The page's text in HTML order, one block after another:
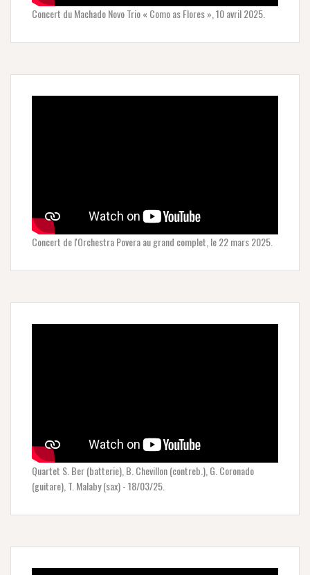
Concert du Machado Novo Trio « Como as Flores », 10 avril 2025.
Concert de l'Orchestra Povera au grand complet, le 22 mars 2025.
Quartet S. Ber (batterie), B. Chevillon (contreb.), G. Coronado
(guitare), T. Malaby (sax) - 18/03/25.